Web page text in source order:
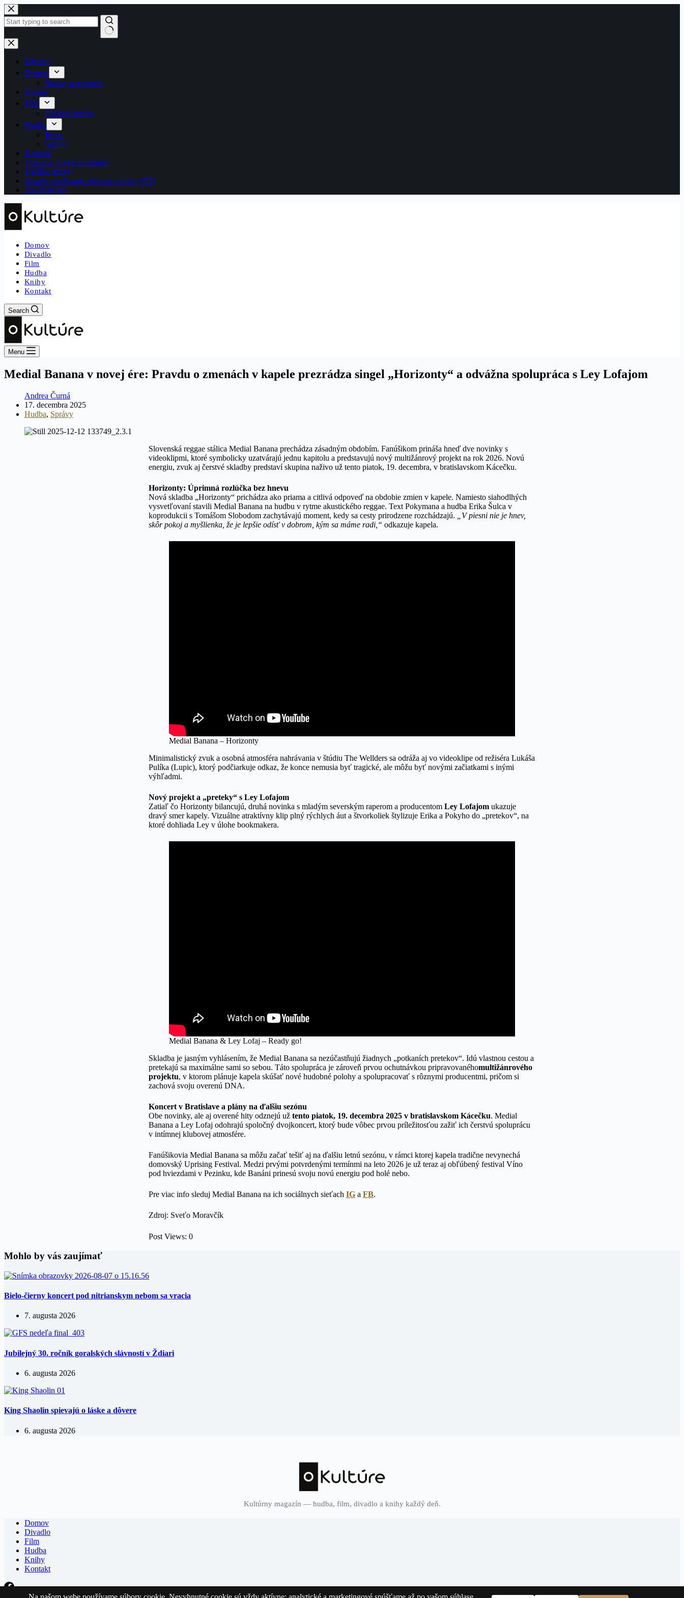
Skip
to
content
No
results
Divadlo
Domov
Správy a recenzie
Domov
Film
Tlačové správy
Hudba
Retro
Správy
Kontakt
Ochrana osobných údajov
Ukážka strany
Zásady používania súborov cookie (EÚ)
Zaujímavosti
Domov
Divadlo
Film
Hudba
Knihy
Kontakt
Search
Menu
Medial Banana v novej ére: Pravdu o zmenách v kapele prezrádza singel „Horizonty“ a odvážna spolupráca s Ley Lofajom
Andrea Čurná
17. decembra 2025
Hudba, Správy
Slovenská reggae stálica Medial Banana prechádza zásadným obdobím. Fanúšikom prináša hneď dve novinky s
videoklipmi, ktoré symbolicky uzatvárajú jednu kapitolu a predstavujú nový multižánrový projekt na rok 2026. Novú
energiu, zvuk aj čerstvé skladby predstaví skupina naživo už tento piatok, 19. decembra, v bratislavskom Kácečku.
Horizonty: Úprimná rozlúčka bez hnevu
Nová skladba „Horizonty“ prichádza ako priama a citlivá odpoveď na obdobie zmien v kapele. Namiesto siahodlhých
vysvetľovaní stavili Medial Banana na hudbu v rytme akustického reggae. Text Pokymana a hudba Erika Šulca v
koprodukcii s Tomášom Slobodom zachytávajú moment, kedy sa cesty prirodzene rozchádzajú.
„V piesni nie je hnev,
skôr pokoj a myšlienka, že je lepšie odísť v dobrom, kým sa máme radi,“ odkazuje kapela.
Medial Banana – Horizonty
Minimalistický zvuk a osobná atmosféra nahrávania v štúdiu The Wellders sa odráža aj vo videoklipe od režiséra Lukáša
Pulíka (Lupic), ktorý podčiarkuje odkaz, že konce nemusia byť tragické, ale môžu byť novými začiatkami s inými
výhľadmi.
Nový projekt a „preteky“ s Ley Lofajom
Zatiaľ čo Horizonty bilancujú, druhá novinka s mladým severským raperom a producentom Ley Lofajom ukazuje
dravý smer kapely. Vizuálne atraktívny klip plný rýchlych áut a štvorkoliek štylizuje Erika a Pokyho do „pretekov“, na
ktoré dohliada Ley v úlohe bookmakera.
Medial Banana & Ley Lofaj – Ready go!
Skladba je jasným vyhlásením, že Medial Banana sa nezúčastňujú žiadnych „potkaních pretekov“. Idú vlastnou cestou a
pretekajú sa maximálne sami so sebou. Táto spolupráca je zároveň prvou ochutnávkou pripravovanéhomultižánrového
projektu, v ktorom plánuje kapela skúšať nové hudobné polohy a spolupracovať s rôznymi producentmi, pričom si
zachová svoju overenú DNA.
Koncert v Bratislave a plány na ďalšiu sezónu
Obe novinky, ale aj overené hity odznejú už tento piatok, 19. decembra 2025 v bratislavskom Kácečku. Medial
Banana a Ley Lofaj odohrajú spoločný dvojkoncert, ktorý bude vôbec prvou príležitosťou zažiť ich čerstvú spoluprácu
v intímnej klubovej atmosfére.
Fanúšikovia Medial Banana sa môžu začať tešiť aj na ďalšiu letnú sezónu, v rámci ktorej kapela tradične nevynechá
domovský Uprising Festival. Medzi prvými potvrdenými termínmi na leto 2026 je už teraz aj obľúbený festival Víno
pod hviezdami v Pezinku, kde Banáni prinesú svoju novú energiu pod holé nebo.
Pre viac info sleduj Medial Banana na ich sociálnych sieťach IG a FB.
Zdroj: Sveťo Moravčík
Post Views: 0
Mohlo by vás zaujímať
Bielo-čierny koncert pod nitrianskym nebom sa vracia
7. augusta 2026
Jubilejný 30. ročník goralských slávností v Ždiari
6. augusta 2026
King Shaolin spievajú o láske a dôvere
6. augusta 2026
Kultúrny magazín — hudba, film, divadlo a knihy každý deň.
Domov
Divadlo
Film
Hudba
Knihy
Kontakt